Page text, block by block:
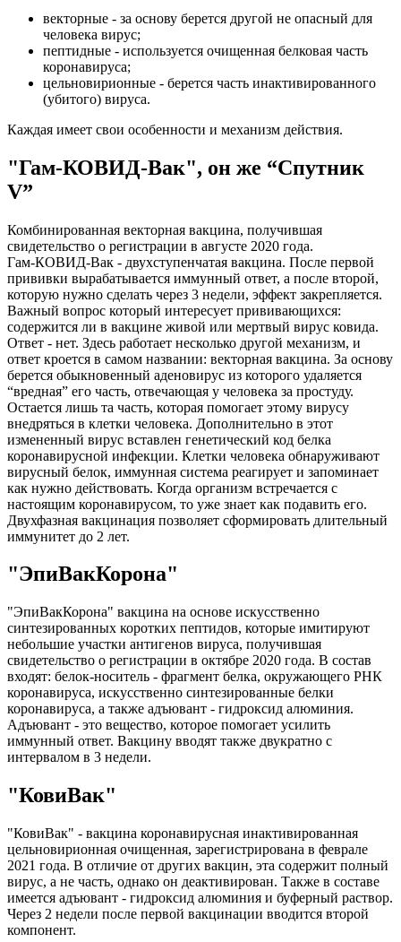
векторные - за основу берется другой не опасный для
человека вирус;
пептидные - используется очищенная белковая часть
коронавируса;
цельновирионные - берется часть инактивированного
(убитого) вируса.
Каждая имеет свои особенности и механизм действия.
"Гам-КОВИД-Вак", он же “Спутник
V”
Комбинированная векторная вакцина, получившая
свидетельство о регистрации в августе 2020 года.
Гам-КОВИД-Вак - двухступенчатая вакцина. После первой
прививки вырабатывается иммунный ответ, а после второй,
которую нужно сделать через 3 недели, эффект закрепляется.
Важный вопрос который интересует прививающихся:
содержится ли в вакцине живой или мертвый вирус ковида.
Ответ - нет. Здесь работает несколько другой механизм, и
ответ кроется в самом названии: векторная вакцина. За основу
берется обыкновенный аденовирус из которого удаляется
“вредная” его часть, отвечающая у человека за простуду.
Остается лишь та часть, которая помогает этому вирусу
внедряться в клетки человека. Дополнительно в этот
измененный вирус вставлен генетический код белка
коронавирусной инфекции. Клетки человека обнаруживают
вирусный белок, иммунная система реагирует и запоминает
как нужно действовать. Когда организм встречается с
настоящим коронавирусом, то уже знает как подавить его.
Двухфазная вакцинация позволяет сформировать длительный
иммунитет до 2 лет.
"ЭпиВакКорона"
"ЭпиВакКорона" вакцина на основе искусственно
синтезированных коротких пептидов, которые имитируют
небольшие участки антигенов вируса, получившая
свидетельство о регистрации в октябре 2020 года. В состав
входят: белок-носитель - фрагмент белка, окружающего РНК
коронавируса, искусственно синтезированные белки
коронавируса, а также адъювант - гидроксид алюминия.
Адъювант - это вещество, которое помогает усилить
иммунный ответ. Вакцину вводят также двукратно с
интервалом в 3 недели.
"КовиВак"
"КовиВак" - вакцина коронавирусная инактивированная
цельновирионная очищенная, зарегистрирована в феврале
2021 года. В отличие от других вакцин, эта содержит полный
вирус, а не часть, однако он деактивирован. Также в составе
имеется адъювант - гидроксид алюминия и буферный раствор.
Через 2 недели после первой вакцинации вводится второй
компонент.